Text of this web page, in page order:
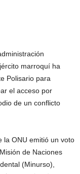
marroquí ha
Polisario para
el acceso por
de un conflicto
la ONU emitió un voto
de Naciones
(Minurso),